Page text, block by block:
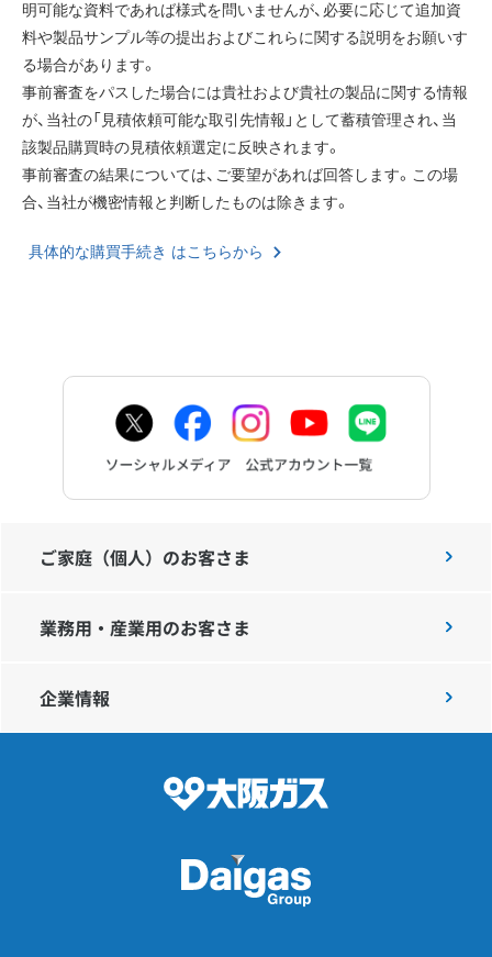
明可能な資料であれば様式を問いませんが、必要に応じて追加資
料や製品サンプル等の提出およびこれらに関する説明をお願いす
る場合があります。
事前審査をパスした場合には貴社および貴社の製品に関する情報
が、当社の「見積依頼可能な取引先情報」として蓄積管理され、当
該製品購買時の見積依頼選定に反映されます。
事前審査の結果については、ご要望があれば回答します。この場
合、当社が機密情報と判断したものは除きます。
具体的な購買手続き はこちらから
ご家庭（個人）のお客さま
業務用・産業用のお客さま
企業情報